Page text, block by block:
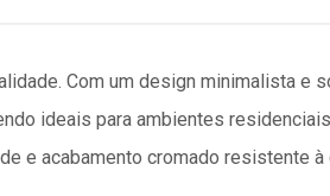
Com um design minimalista e
ideais para ambientes
e acabamento cromado resistente